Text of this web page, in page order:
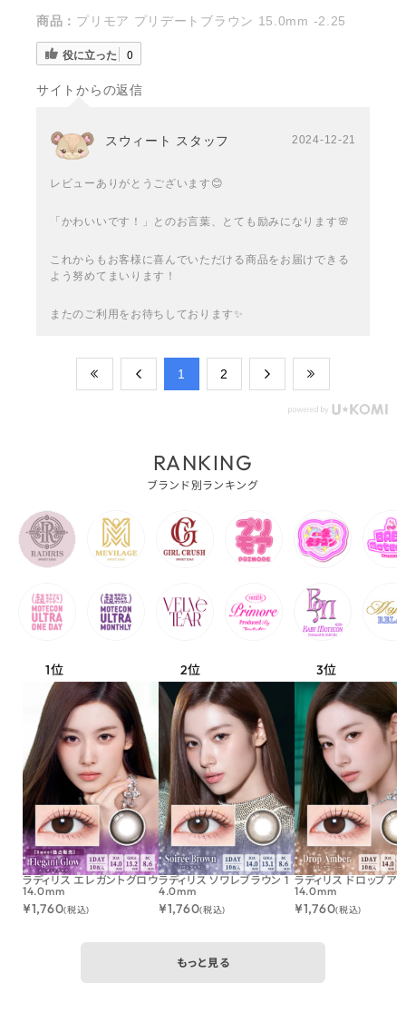
商品： プリモア プリデートブラウン 15.0mm -2.25
役に立った 0
サイトからの返信
スウィート スタッフ 2024-12-21
レビューありがとうございます😊
「かわいいです！」とのお言葉、とても励みになります🌸
これからもお客様に喜んでいただける商品をお届けできる
よう努めてまいります！
またのご利用をお待ちしております✨
​1 ​2
RANKING
ブランド別ランキング
ラディリス エレガントグロウ
14.0mm
¥1,760(税込)
ラディリス ソワレブラウン 1
4.0mm
¥1,760(税込)
ラディリス ドロップア
14.0mm
¥1,760(税込)
もっと見る